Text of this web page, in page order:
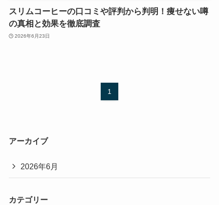
スリムコーヒーの口コミや評判から判明！痩せない噂
の真相と効果を徹底調査
2026年6月23日
1
アーカイブ
2026年6月
カテゴリー